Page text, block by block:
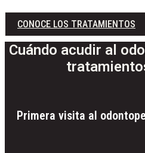
CONOCE LOS TRATAMIENTOS
Cuándo acudir al
Primera visita al